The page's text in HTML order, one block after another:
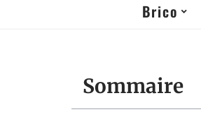
Brico
Sommaire